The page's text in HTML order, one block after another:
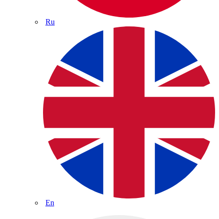
Ru
En